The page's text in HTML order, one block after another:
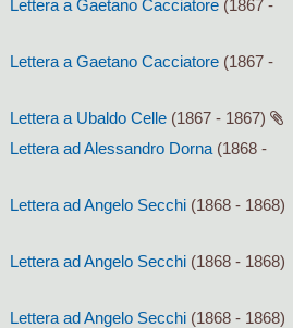
Lettera a Gaetano Cacciatore (1867 -
Lettera a Gaetano Cacciatore (1867 -
Lettera a Ubaldo Celle (1867 - 1867)
Lettera ad Alessandro Dorna (1868 -
Lettera ad Angelo Secchi (1868 - 1868)
Lettera ad Angelo Secchi (1868 - 1868)
Lettera ad Angelo Secchi (1868 - 1868)